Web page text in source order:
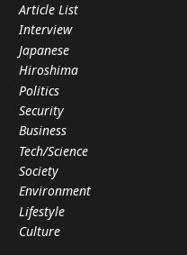
Article List
Interview
Japanese
Hiroshima
Politics
Security
Business
Tech/Science
Society
Environment
Lifestyle
Culture